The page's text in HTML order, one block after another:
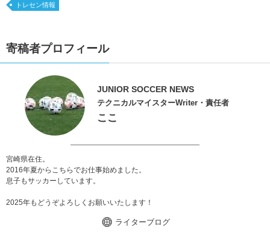
トレセン情報
寄稿者プロフィール
JUNIOR SOCCER NEWS
テクニカルマイスターWriter・責任者
ここ
宮崎県在住。
2016年夏からこちらでお仕事始めました。
息子もサッカーしています。
2025年もどうぞよろしくお願いいたします！
ライターブログ